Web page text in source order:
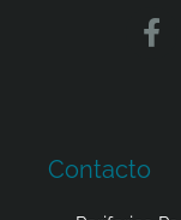
F
a
o
Contacto